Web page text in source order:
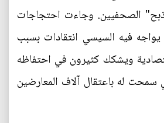
الصحفيين. وجاءت احتجاجات
فيه السيسي انتقادات بسبب
ويشكك كثيرون في احتفاظه
سمحت له باعتقال آلاف المعارضين